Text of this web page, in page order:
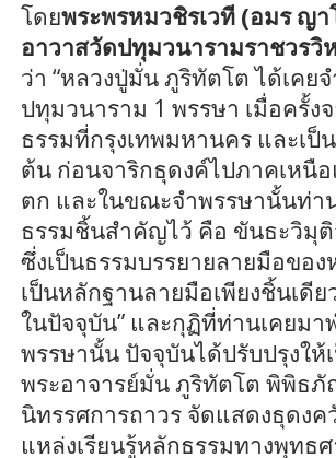
โดยพระพรหมวชิรเวที(อมรญา
อาวาสวัดปทุมวนารามราชวรวิ
ว่า “หลวงปู่มั่น ภูริทัตโต ได้เคย
ปทุมวนาราม 1 พรรษา เมื่อครั้ง
ธรรมที่กรุงเทพมหานคร และเป็
ต้น ก่อนจาริกธุดงค์ไปภาคเหนื
ตก และในขณะจำพรรษานั้นท่า
ธรรมชิ้นสำคัญไว้ คือ ขันธะวิมุ
ซึ่งเป็นธรรมบรรยายลายมือขอ
เป็นหลักฐานลายมือเพียงชิ้นเดี
ในปัจจุบัน”และกุฏิที่ท่านเคยมา
พรรษานั้น ปัจจุบันได้ปรับปรุงให้
พระอาจารย์มั่น ภูริทัตโต พิพิธภั
นิทรรศการถาวร จัดแสดงธุดงค
แหล่งเรียนรู้หลักธรรมทางพุทธ